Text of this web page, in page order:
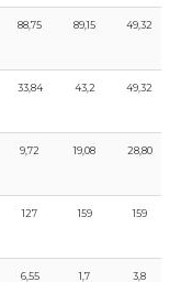
88,75 89,15 49,32
33,84 43,2 49,32
9,72 19,08 28,80
127 159 159
6,55 1,7 3,8